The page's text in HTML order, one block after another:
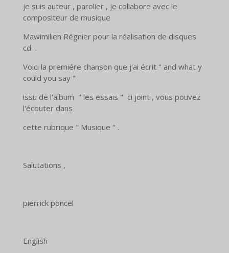
je suis auteur , parolier , je collabore avec le
compositeur de musique
Mawimilien Régnier pour la réalisation de disques
cd .
Voici la premiére chanson que j'ai écrit " and what y
could you say "
issu de l'album " les essais " ci joint , vous pouvez
l'écouter dans
cette rubrique " Musique " .
Salutations ,
pierrick poncel
English